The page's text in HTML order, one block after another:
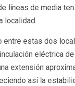
líneas de media
localidad.
entre estas dos
eléctrica
extensión
así la